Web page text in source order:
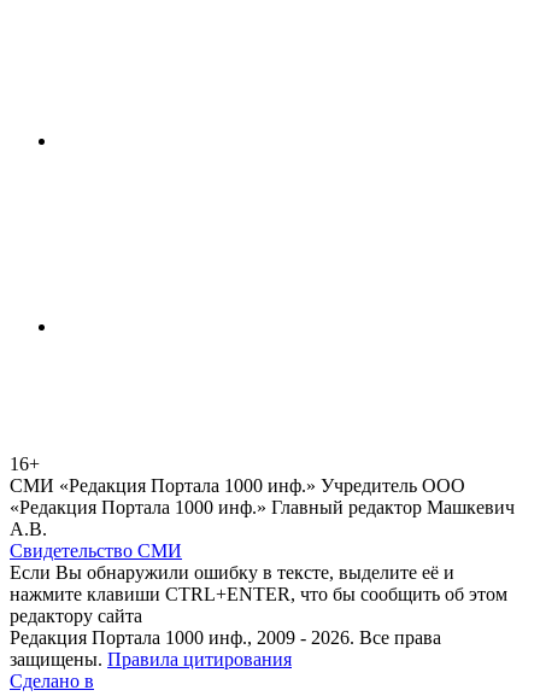
16+
СМИ «Редакция Портала 1000 инф.» Учредитель ООО
«Редакция Портала 1000 инф.» Главный редактор Машкевич
А.В.
Свидетельство СМИ
Если Вы обнаружили ошибку в тексте, выделите её и
нажмите клавиши CTRL+ENTER, что бы сообщить об этом
редактору сайта
Редакция Портала 1000 инф., 2009 - 2026. Все права
защищены. Правила цитирования
Сделано в